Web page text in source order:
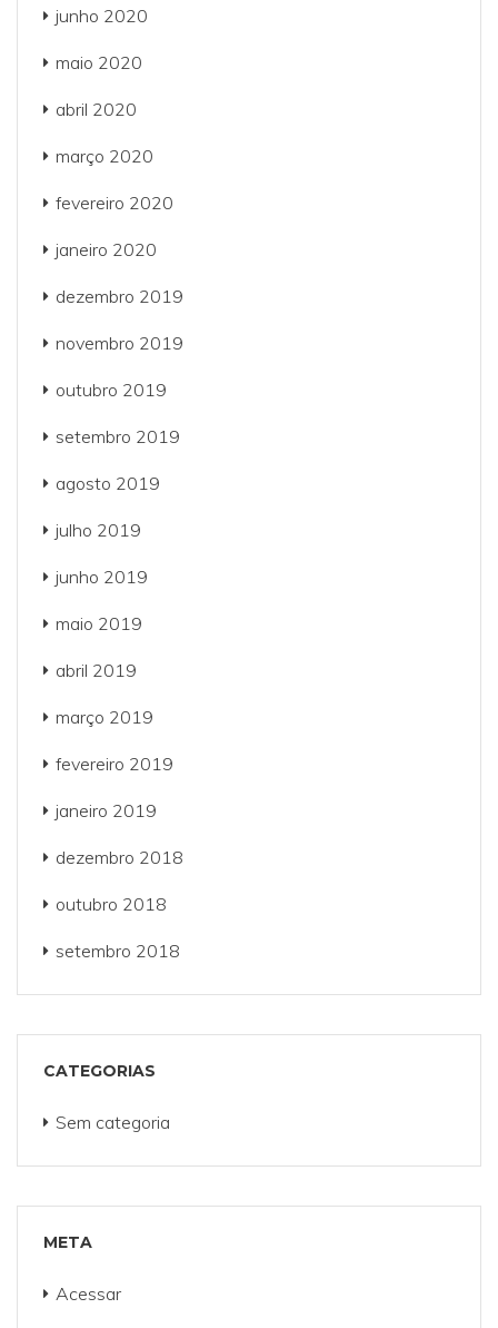
junho 2020
maio 2020
abril 2020
março 2020
fevereiro 2020
janeiro 2020
dezembro 2019
novembro 2019
outubro 2019
setembro 2019
agosto 2019
julho 2019
junho 2019
maio 2019
abril 2019
março 2019
fevereiro 2019
janeiro 2019
dezembro 2018
outubro 2018
setembro 2018
CATEGORIAS
Sem categoria
META
Acessar